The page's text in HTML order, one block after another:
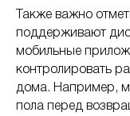
Также важно
поддерживают
мобильные
контролировать
дома. Например,
пола перед